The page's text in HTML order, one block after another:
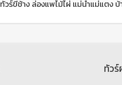
ทัวร์ขี่ช้าง ล่องแพไม้ไผ่ แม่น้ำแม่แตง บ้
ทัว